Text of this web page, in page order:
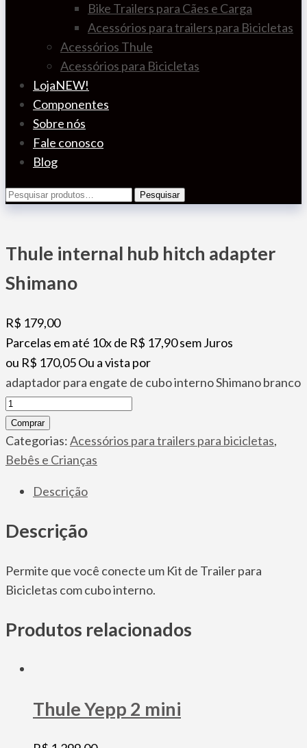
Bike Trailers para Cães e Carga
Acessórios para trailers para Bicicletas
Acessórios Thule
Acessórios para Bicicletas
LojaNEW!
Componentes
Sobre nós
Fale conosco
Blog
Pesquisar
por:
Pesquisar
Thule internal hub hitch adapter
Shimano
R$ 179,00
Parcelas em até 10x de R$ 17,90sem Juros
ou R$ 170,05Ou a vista por
adaptador para engate de cubo interno Shimano branco
Thule
internal
hub
hitch
Shimano
Comprar
Categorias:Acessórios para trailers para bicicletas,
Bebês e Crianças
Descrição
Descrição
Permite que você conecte um Kit de Trailer para
Bicicletas com cubo interno.
Produtos relacionados
Thule Yepp 2 mini